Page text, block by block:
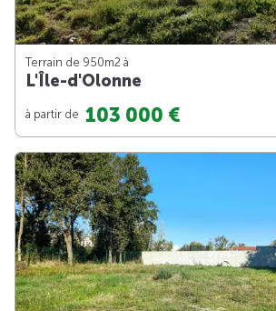
Terrain de 950m2 à
L'Île-d'Olonne
à partir de 103 000 €